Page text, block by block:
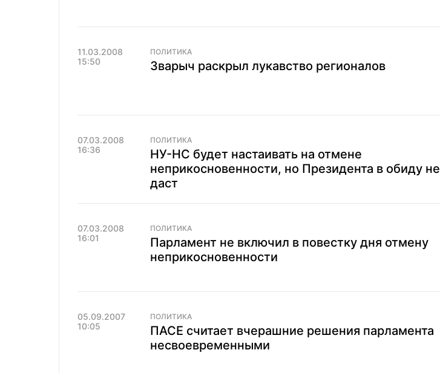
11.03.2008
15:50
ПОЛИТИКА
Зварыч раскрыл лукавство регионалов
07.03.2008
16:36
ПОЛИТИКА
НУ-НС будет настаивать на отмене
неприкосновенности, но Президента в обиду не
даст
07.03.2008
16:01
ПОЛИТИКА
Парламент не включил в повестку дня отмену
неприкосновенности
05.09.2007
10:05
ПОЛИТИКА
ПАСЕ считает вчерашние решения парламента
несвоевременными